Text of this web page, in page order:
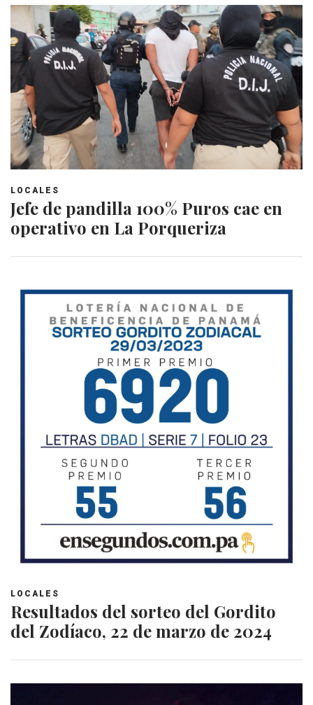
LOCALES
Jefe de pandilla 100% Puros cae en
operativo en La Porqueriza
LOCALES
Resultados del sorteo del Gordito
del Zodíaco, 22 de marzo de 2024